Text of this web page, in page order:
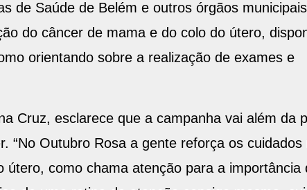
de Saúde de Belém e outros órgãos
do câncer de mama e do colo do útero,
orientando sobre a realização de exames e
Cruz, esclarece que a campanha vai além da
“No Outubro Rosa a gente reforça os cuidados
como chama atenção para a importância